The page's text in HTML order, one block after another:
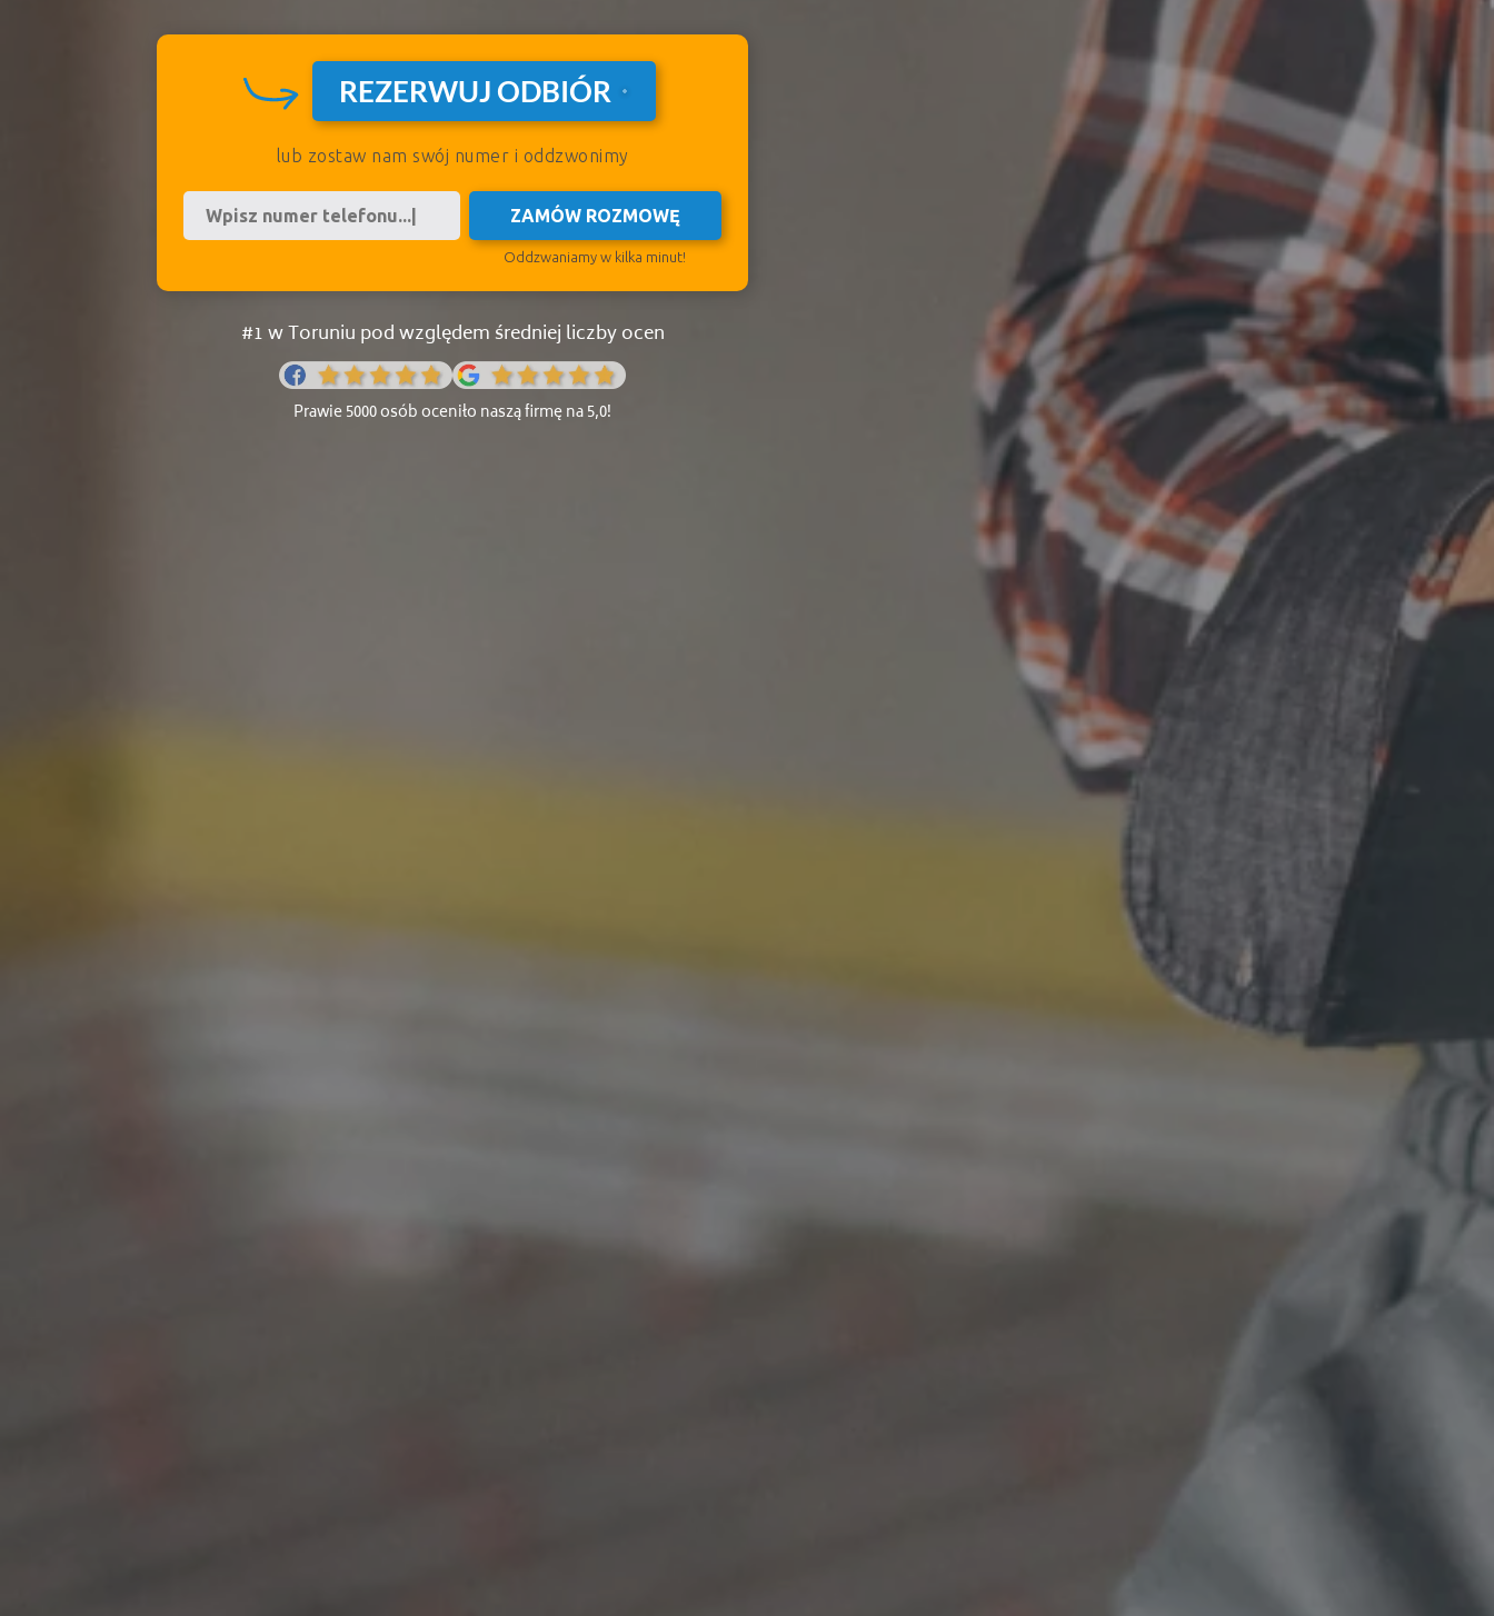
REZERWUJ ODBIÓR
lub zostaw nam swój numer i oddzwonimy
ZAMÓW ROZMOWĘ
Oddzwaniamy w kilka minut!
#1 w Toruniu pod względem średniej liczby ocen
Prawie 5000 osób oceniło naszą firmę na 5,0!